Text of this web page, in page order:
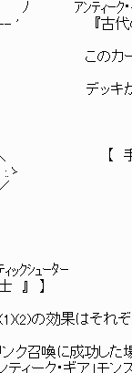
ﾊﾞﾘｽﾃｨ
代の機械
ードのリン
デッキから『歯
手札：□□
ｭｰﾀｰ
】
それぞれ１タ
成功した場合
モンスター１